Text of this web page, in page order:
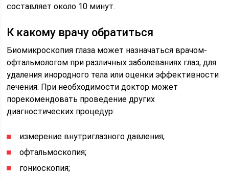
составляет около 10 минут.
К какому врачу обратиться
Биомикроскопия глаза может назначаться врачом-
офтальмологом при различных заболеваниях глаз, для
удаления инородного тела или оценки эффективности
лечения. При необходимости доктор может
порекомендовать проведение других
диагностических процедур:
измерение внутриглазного давления;
офтальмоскопия;
гониоскопия;